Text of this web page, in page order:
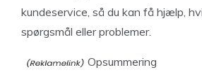
kundeservice, så du kan få hjælp,
spørgsmål eller problemer.
Opsummering